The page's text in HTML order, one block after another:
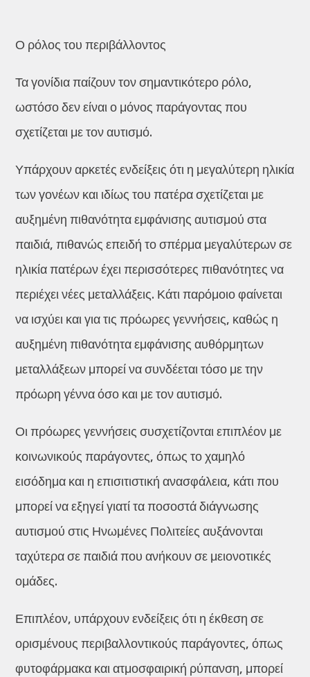
Ο ρόλος του περιβάλλοντος
Τα γονίδια παίζουν τον σημαντικότερο ρόλο,
ωστόσο δεν είναι ο μόνος παράγοντας που
σχετίζεται με τον αυτισμό.
Υπάρχουν αρκετές ενδείξεις ότι η μεγαλύτερη ηλικία
των γονέων και ιδίως του πατέρα σχετίζεται με
αυξημένη πιθανότητα εμφάνισης αυτισμού στα
παιδιά, πιθανώς επειδή το σπέρμα μεγαλύτερων σε
ηλικία πατέρων έχει περισσότερες πιθανότητες να
περιέχει νέες μεταλλάξεις. Κάτι παρόμοιο φαίνεται
να ισχύει και για τις πρόωρες γεννήσεις, καθώς η
αυξημένη πιθανότητα εμφάνισης αυθόρμητων
μεταλλάξεων μπορεί να συνδέεται τόσο με την
πρόωρη γέννα όσο και με τον αυτισμό.
Οι πρόωρες γεννήσεις συσχετίζονται επιπλέον με
κοινωνικούς παράγοντες, όπως το χαμηλό
εισόδημα και η επισιτιστική ανασφάλεια, κάτι που
μπορεί να εξηγεί γιατί τα ποσοστά διάγνωσης
αυτισμού στις Ηνωμένες Πολιτείες αυξάνονται
ταχύτερα σε παιδιά που ανήκουν σε μειονοτικές
ομάδες.
Επιπλέον, υπάρχουν ενδείξεις ότι η έκθεση σε
ορισμένους περιβαλλοντικούς παράγοντες, όπως
φυτοφάρμακα και ατμοσφαιρική ρύπανση, μπορεί